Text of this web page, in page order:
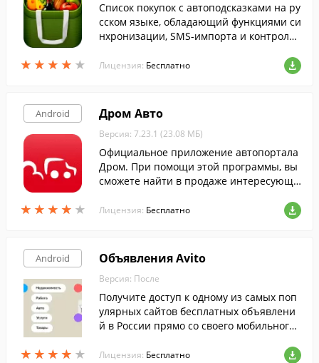
★ ★ ★ ★ ★
★ ★ ★ ★ ★
Cписок покупок с автоподсказками на ру
сском языке, обладающий функциями си
нхронизации, SMS-импорта и контроля
Лицензия: Бесплатно
Android
★ ★ ★ ★ ★
★ ★ ★ ★ ★
Дром Авто
Версия: 7.23.1 (23.08 МБ)
Официальное приложение автопортала
Дром. При помощи этой программы, вы
сможете найти в продаже интересующи
о продаже собственного транспортного
Лицензия: Бесплатно
Android
★ ★ ★ ★ ★
★ ★ ★ ★ ★
Объявления Avito
Версия: После
Получите доступ к одному из самых поп
улярных сайтов бесплатных объявлени
й в России прямо со своего мобильного
Лицензия: Бесплатно